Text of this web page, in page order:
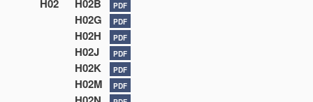
H02 H02B PDF
H02G PDF
H02H PDF
H02J PDF
H02K PDF
H02M PDF